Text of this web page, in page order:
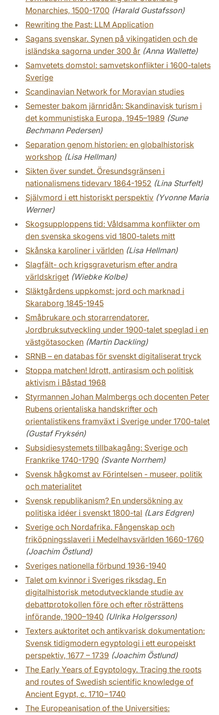
Monarchies, 1500-1700 (Harald Gustafsson)
Rewriting the Past: LLM Application
Sagans svenskar. Synen på vikingatiden och de
isländska sagorna under 300 år (Anna Wallette)
Samvetets domstol: samvetskonflikter i 1600-talets
Sverige
Scandinavian Network for Moravian studies
Semester bakom järnridån: Skandinavisk turism i
det kommunistiska Europa, 1945–1989 (Sune
Bechmann Pedersen)
Separation genom historien: en globalhistorisk
workshop (Lisa Hellman)
Sikten över sundet. Öresundsgränsen i
nationalismens tidevarv 1864-1952 (Lina Sturfelt)
Självmord i ett historiskt perspektiv (Yvonne Maria
Werner)
Skogsupploppens tid: Våldsamma konflikter om
den svenska skogens vid 1800-talets mitt
Skånska karoliner i världen (Lisa Hellman)
Slagfält- och krigsgraveturism efter andra
världskriget (Wiebke Kolbe)
Släktgårdens uppkomst: jord och marknad i
Skaraborg 1845-1945
Småbrukare och storarrendatorer.
Jordbruksutveckling under 1900-talet speglad i en
västgötasocken (Martin Dackling)
SRNB – en databas för svenskt digitaliserat tryck
Stoppa matchen! Idrott, antirasism och politisk
aktivism i Båstad 1968
Styrmannen Johan Malmbergs och docenten Peter
Rubens orientaliska handskrifter och
orientalistikens framväxt i Sverige under 1700-talet
(Gustaf Fryksén)
Subsidiesystemets tillbakagång: Sverige och
Frankrike 1740-1790 (Svante Norrhem)
Svensk hågkomst av Förintelsen - museer, politik
och materialitet
Svensk republikanism? En undersökning av
politiska idéer i svenskt 1800-tal (Lars Edgren)
Sverige och Nordafrika. Fångenskap och
friköpningsslaveri i Medelhavsvärlden 1660-1760
(Joachim Östlund)
Sveriges nationella förbund 1936-1940
Talet om kvinnor i Sveriges riksdag. En
digitalhistorisk metodutvecklande studie av
debattprotokollen före och efter rösträttens
införande, 1900–1940 (Ulrika Holgersson)
Texters auktoritet och antikvarisk dokumentation:
Svensk tidigmodern egyptologi i ett europeiskt
perspektiv, 1677 – 1739 (Joachim Östlund)
The Early Years of Egyptology. Tracing the roots
and routes of Swedish scientific knowledge of
Ancient Egypt, c. 1710−1740
The Europeanisation of the Universities: